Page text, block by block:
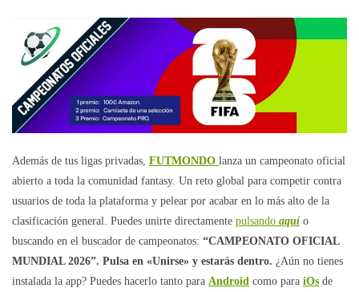
Además de tus ligas privadas, FUTMONDO lanza un campeonato oficial
abierto a toda la comunidad fantasy. Un reto global para competir contra
usuarios de toda la plataforma y pelear por acabar en lo más alto de la
clasificación general. Puedes unirte directamente pulsando aquío
buscando en el buscador de campeonatos: “CAMPEONATO OFICIAL
MUNDIAL 2026”. Pulsa en «Unirse» y estarás dentro. ¿Aún no tienes
instalada la app? Puedes hacerlo tanto para Android como para iOs de